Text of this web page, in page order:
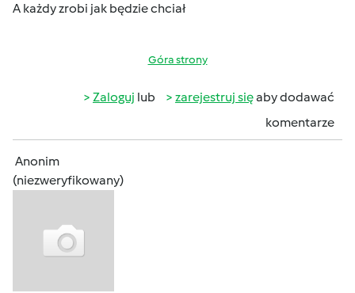
A każdy zrobi jak będzie chciał
Góra strony
Zaloguj lub zarejestruj sięaby dodawać
komentarze
Anonim
(niezweryfikowany)